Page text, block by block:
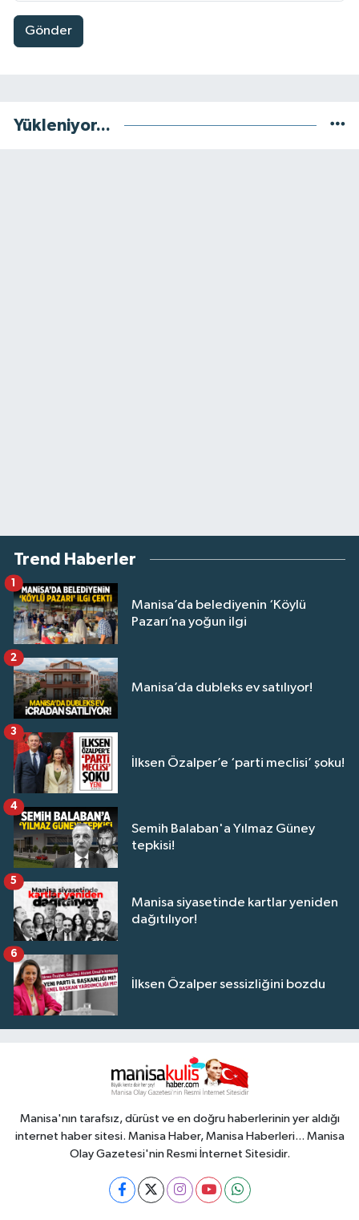
Gönder
Yükleniyor...
Trend Haberler
Manisa’da belediyenin ‘Köylü
Pazarı’na yoğun ilgi
1
Manisa’da dubleks ev satılıyor!
2
İlksen Özalper’e ‘parti meclisi’ şoku!
3
Semih Balaban'a Yılmaz Güney
tepkisi!
4
Manisa siyasetinde kartlar yeniden
dağıtılıyor!
5
İlksen Özalper sessizliğini bozdu
6
Manisa'nın tarafsız, dürüst ve en doğru haberlerinin yer aldığı
internet haber sitesi. Manisa Haber, Manisa Haberleri... Manisa
Olay Gazetesi'nin Resmi İnternet Sitesidir.